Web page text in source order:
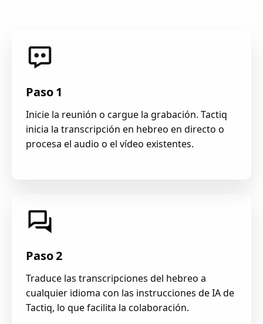
Paso 1
Inicie la reunión o cargue la grabación. Tactiq
inicia la transcripción en hebreo en directo o
procesa el audio o el vídeo existentes.
Paso 2
Traduce las transcripciones del hebreo a
cualquier idioma con las instrucciones de IA de
Tactiq, lo que facilita la colaboración.